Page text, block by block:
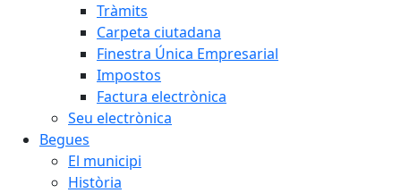
Tràmits
Carpeta ciutadana
Finestra Única Empresarial
Impostos
Factura electrònica
Seu electrònica
Begues
El municipi
Història